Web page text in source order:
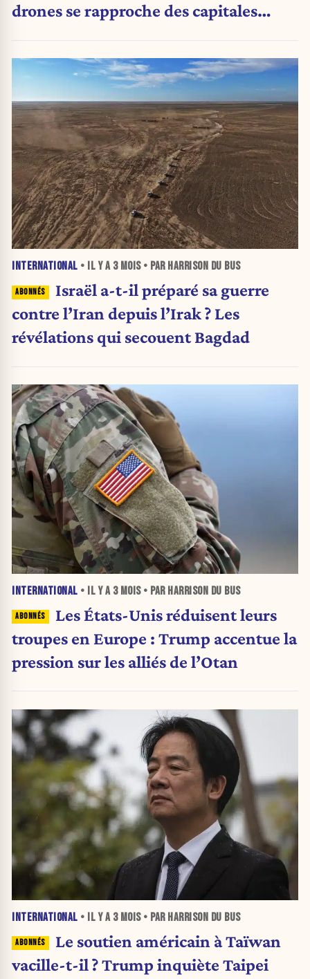
drones se rapproche des capitales
INTERNATIONAL • IL Y A 3 MOIS• PAR HARRISON DU BUS
Israël a-t-il préparé sa guerre
contre l’Iran depuis l’Irak ? Les
révélations qui secouent Bagdad
INTERNATIONAL • IL Y A 3 MOIS• PAR HARRISON DU BUS
Les États-Unis réduisent leurs
troupes en Europe : Trump accentue la
pression sur les alliés de l’Otan
INTERNATIONAL • IL Y A 3 MOIS• PAR HARRISON DU BUS
Le soutien américain à Taïwan
vacille-t-il ? Trump inquiète Taipei